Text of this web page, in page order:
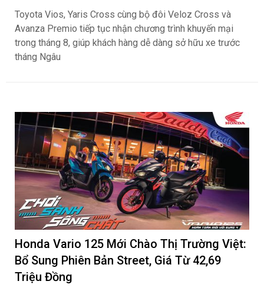
Toyota Vios, Yaris Cross cùng bộ đôi Veloz Cross và
Avanza Premio tiếp tục nhận chương trình khuyến mại
trong tháng 8, giúp khách hàng dễ dàng sở hữu xe trước
tháng Ngâu
Honda Vario 125 Mới Chào Thị Trường Việt:
Bổ Sung Phiên Bản Street, Giá Từ 42,69
Triệu Đồng